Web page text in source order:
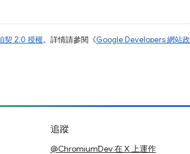
契 2.0 授權。詳情請參閱《Google Developers 網站政
追蹤
@ChromiumDev 在 X 上運作